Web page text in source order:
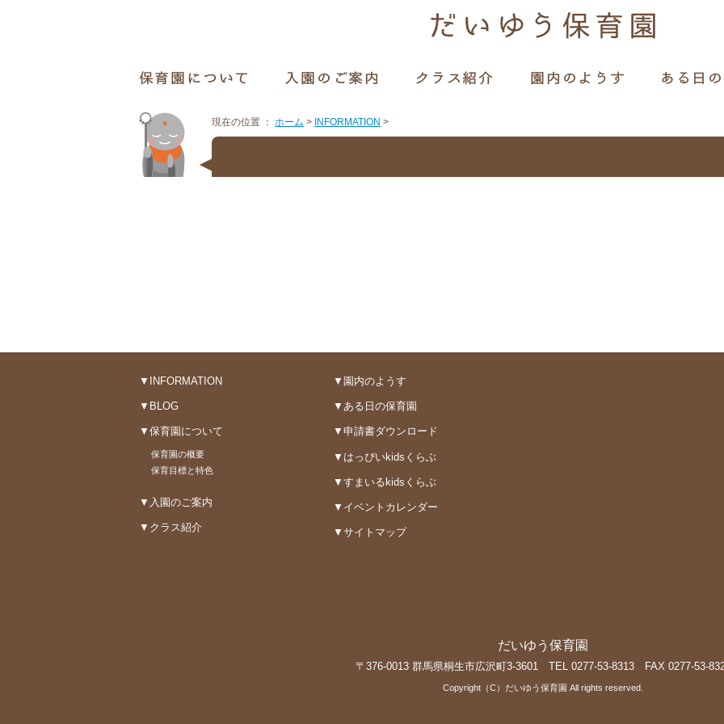
現在の位置 ： ホーム > INFORMATION >
▼INFORMATION
▼BLOG
▼保育園について
保育園の概要
保育目標と特色
▼入園のご案内
▼クラス紹介
▼園内のようす
▼ある日の保育園
▼申請書ダウンロード
▼はっぴいkidsくらぶ
▼すまいるkidsくらぶ
▼イベントカレンダー
▼サイトマップ
だいゆう保育園
〒376-0013 群馬県桐生市広沢町3-3601 TEL 0277-53-8313 FAX 0277-53-
Copyright（C）だいゆう保育園 All rights reserved.